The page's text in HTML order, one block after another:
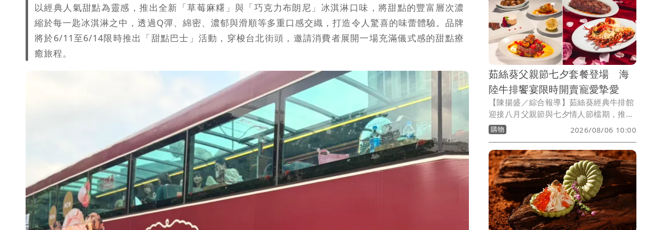
以經典人氣甜點為靈感，推出全新「草莓麻糬」與「巧克力布朗尼」冰淇淋口味，將甜點的豐富層次濃
縮於每一匙冰淇淋之中，透過Q彈、綿密、濃郁與滑順等多重口感交織，打造令人驚喜的味蕾體驗。品牌
將於6/11至6/14限時推出「甜點巴士」活動，穿梭台北街頭，邀請消費者展開一場充滿儀式感的甜點療
癒旅程。
茹絲葵父親節七夕套餐登場 海
陸牛排饗宴限時開賣寵愛摯愛
【陳揚盛／綜合報導】茹絲葵經典牛排館
迎接八月父親節與七夕情人節檔期，推出
期間限定節慶套餐，以經典牛排、海陸主
餐及精緻甜點打造節日饗宴，分別於8/7
至8/9、8/17至8/23限時供應，希望陪伴
消費者與家人、伴侶共度重要時刻。
購物 2026/08/06 10:00